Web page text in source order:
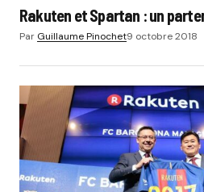
Rakuten et Spartan : un
Par Guillaume Pinochet9 octobre 2018